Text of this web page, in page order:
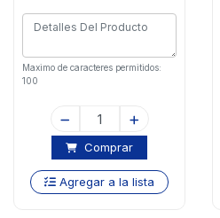
Maximo de caracteres permitidos:
100
Comprar
Agregar a la lista